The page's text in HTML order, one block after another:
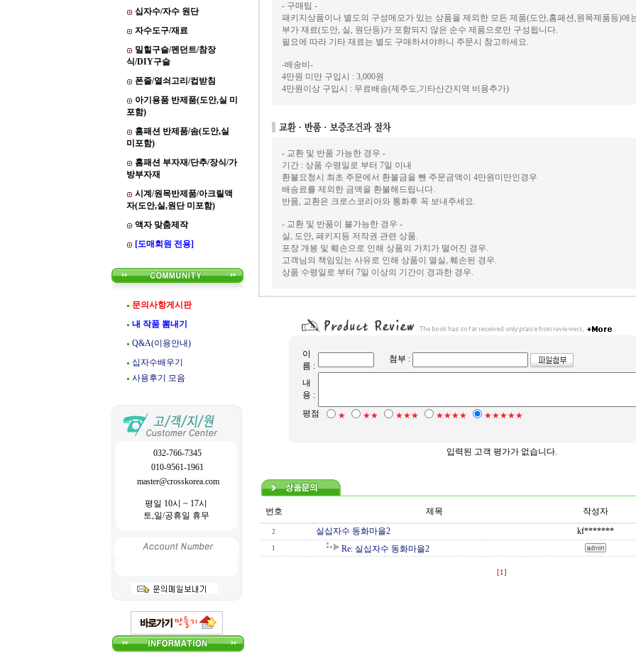
십자수/자수 원단
자수도구/재료
밀힐구슬/펜던트/참장
식/DIY구슬
폰줄/열쇠고리/컵받침
아기용품 반제품(도안,실 미
포함)
홈패션 반제품/솜(도안,실
미포함)
홈패션 부자재/단추/장식/가
방부자재
시계/원목반제품/아크릴액
자(도안,실,원단 미포함)
액자 맞춤제작
[도매회원 전용]
문의사항게시판
내 작품 뽐내기
Q&A(이용안내)
십자수배우기
사용후기 모음
032-766-7345
010-9561-1961
master@crosskorea.com
평일 10시 ~ 17시
토,일/공휴일 휴무
- 구매팁 -
패키지상품이나 별도의 구성메모가 있는 상품을 제외한 모든 제품(도안,홈패션,원목제품등)에
부가 재료(도안, 실, 원단등)가 포함되지 않은 순수 제품으로만 구성됩니다.
필요에 따라 기타 재료는 별도 구매하셔야하니 주문시 참고하세요.
-배송비-
4만원 미만 구입시 : 3,000원
4만원이상 구입시 : 무료배송(제주도,기타산간지역 비용추가)
- 교환 및 반품 가능한 경우 -
기간 : 상품 수령일로 부터 7일 이내
환불요청시 최초 주문에서 환불금을 뺀 주문금액이 4만원미만인경우
배송료를 제외한 금액을 환불해드립니다.
반품, 교환은 크로스코리아와 통화후 꼭 보내주세요.
- 교환 및 반품이 불가능한 경우 -
실, 도안, 패키지등 저작권 관련 상품.
포장 개봉 및 훼손으로 인해 상품의 가치가 떨어진 경우.
고객님의 책임있는 사유로 인해 상품이 멸실, 훼손된 경우.
상품 수령일로 부터 7일 이상의 기간이 경과한 경우.
이
름 :
첨부 :
내
용 :
평점
★ ★★ ★★★ ★★★★ ★★★★★
입력된 고객 평가가 없습니다.
번호 제목 작성자
2 실십자수 동화마을2 kf*******
1 Re: 실십자수 동화마을2
[1]